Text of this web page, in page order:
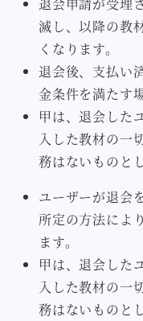
退会申請が受理
滅し、以降の教
くなります。
退会後、支払い
金条件を満たす
甲は、退会した
入した教材の一
務はないものと
ユーザーが退会
所定の方法によ
ます。
甲は、退会した
入した教材の一
務はないものと